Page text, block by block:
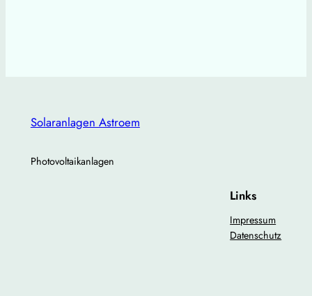
Solaranlagen Astroem
Photovoltaikanlagen
Links
Impressum
Datenschutz